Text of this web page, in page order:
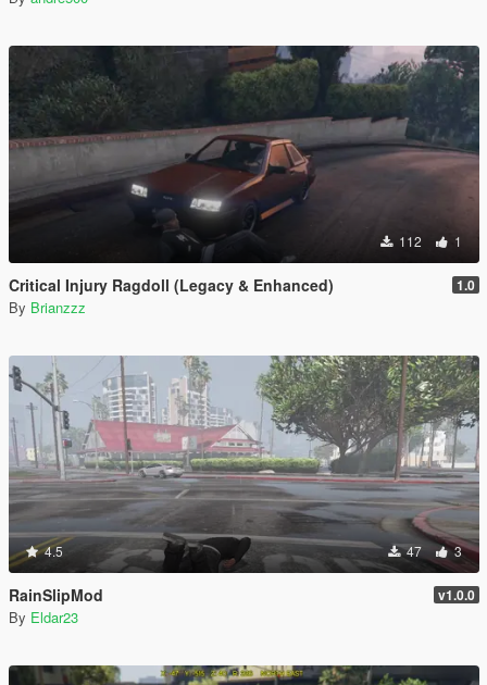
112 1
Critical Injury Ragdoll (Legacy & Enhanced) 1.0
By Brianzzz
4.5 47 3
RainSlipMod v1.0.0
By Eldar23